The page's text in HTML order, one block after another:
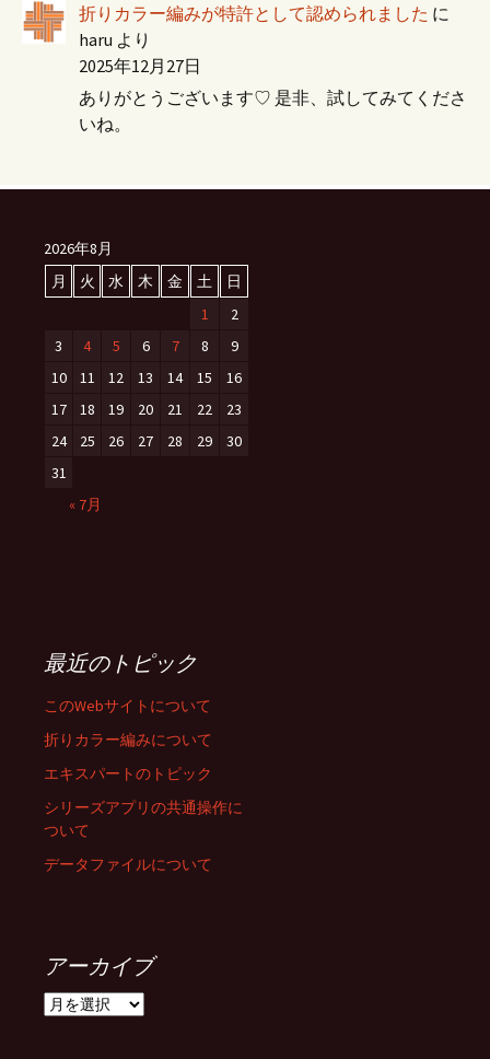
折りカラー編みが特許として認められました に
haru より
2025年12月27日
ありがとうございます♡ 是非、試してみてくださ
いね。
2026年8月
月
火 水 木 金 土
日
1
2
3
4 5 6 7 8
9
10
11 12 13 14 15
16
17
18 19 20 21 22
23
24
25 26 27 28 29
30
31
« 7月
最近のトピック
このWebサイトについて
折りカラー編みについて
エキスパートのトピック
シリーズアプリの共通操作に
ついて
データファイルについて
アーカイブ
ア